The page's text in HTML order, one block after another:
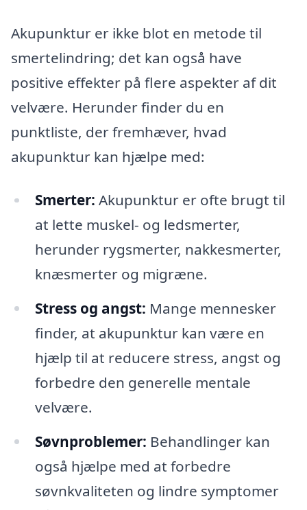
Akupunktur er ikke blot en metode til
smertelindring; det kan også have
positive effekter på flere aspekter af dit
velvære. Herunder finder du en
punktliste, der fremhæver, hvad
akupunktur kan hjælpe med:
Smerter: Akupunktur er ofte brugt til
at lette muskel- og ledsmerter,
herunder rygsmerter, nakkesmerter,
knæsmerter og migræne.
Stress og angst: Mange mennesker
finder, at akupunktur kan være en
hjælp til at reducere stress, angst og
forbedre den generelle mentale
velvære.
Søvnproblemer: Behandlinger kan
også hjælpe med at forbedre
søvnkvaliteten og lindre symptomer